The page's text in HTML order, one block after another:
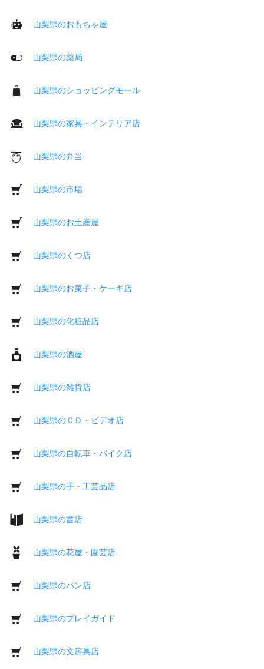
山梨県のおもちゃ屋
山梨県の薬局
山梨県のショッピングモール
山梨県の家具・インテリア店
山梨県の弁当
山梨県の市場
山梨県のお土産屋
山梨県のくつ店
山梨県のお菓子・ケーキ店
山梨県の化粧品店
山梨県の酒屋
山梨県の雑貨店
山梨県のＣＤ・ビデオ店
山梨県の自転車・バイク店
山梨県の手・工芸品店
山梨県の書店
山梨県の花屋・園芸店
山梨県のパン店
山梨県のプレイガイド
山梨県の文房具店